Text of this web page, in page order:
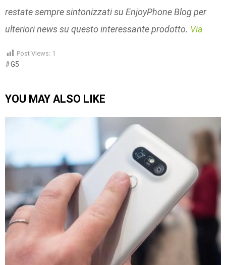
restate sempre sintonizzati su EnjoyPhone Blog per
ulteriori news su questo interessante prodotto. Via
Post Views: 1
G5
YOU MAY ALSO LIKE